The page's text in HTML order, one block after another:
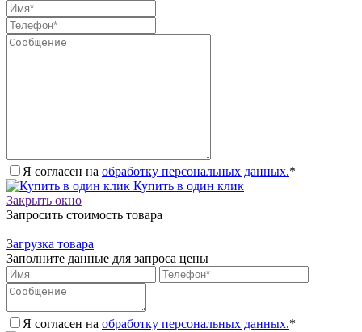
Я согласен на обработку персональных данных.*
Купить в один клик
Закрыть окно
Запросить стоимость товара
Загрузка товара
Заполните данные для запроса цены
Я согласен на обработку персональных данных.*